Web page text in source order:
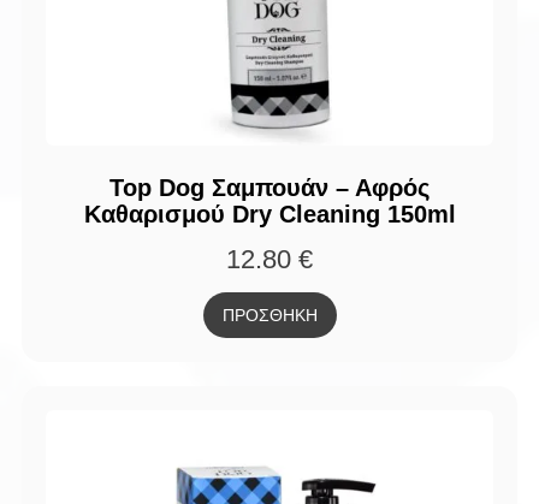
Top Dog Σαμπουάν – Αφρός
Καθαρισμού Dry Cleaning 150ml
12.80 €
ΠΡΟΣΘΗΚΗ